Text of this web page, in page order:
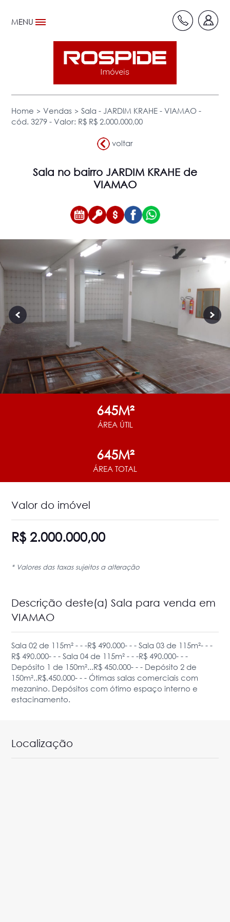
MENU
Home > Vendas > Sala - JARDIM KRAHE - VIAMAO -
cód. 3279 - Valor: R$ R$ 2.000.000,00
voltar
Sala no bairro JARDIM KRAHE de
VIAMAO
645M²
ÁREA ÚTIL
645M²
ÁREA TOTAL
Valor do imóvel
R$ 2.000.000,00
* Valores das taxas sujeitos a alteração
Descrição deste(a) Sala para venda em
VIAMAO
Sala 02 de 115m² - - -R$ 490.000- - - Sala 03 de 115m²- - -
R$ 490.000- - - Sala 04 de 115m² - - -R$ 490.000- - -
Depósito 1 de 150m²...R$ 450.000- - - Depósito 2 de
150m²..R$.450.000- - - Ótimas salas comerciais com
mezanino. Depósitos com ótimo espaço interno e
estacinamento.
Localização